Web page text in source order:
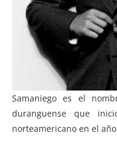
Samaniego es el
duranguense que
norteamericano en el